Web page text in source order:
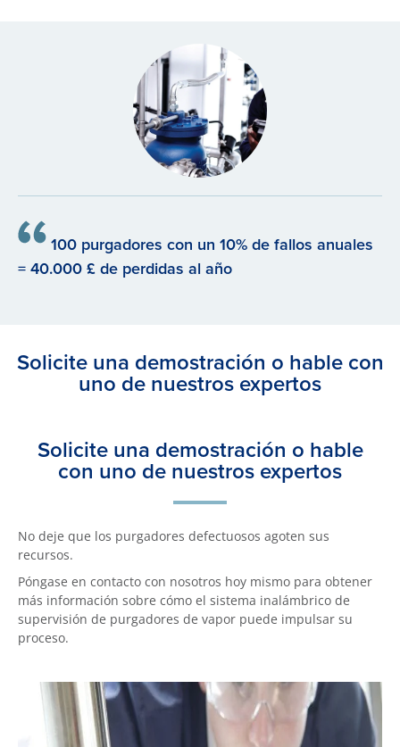
100 purgadores con un 10% de fallos anuales
= 40.000 £ de perdidas al año
Solicite una demostración o hable con
uno de nuestros expertos
Solicite una demostración o hable
con uno de nuestros expertos
No deje que los purgadores defectuosos agoten sus
recursos.
Póngase en contacto con nosotros hoy mismo para obtener
más información sobre cómo el sistema inalámbrico de
supervisión de purgadores de vapor puede impulsar su
proceso.